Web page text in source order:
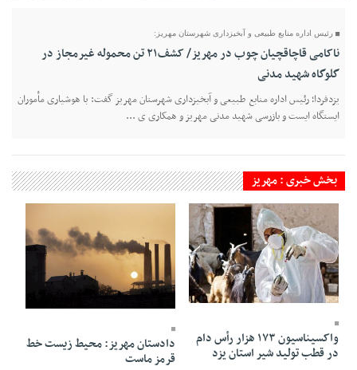
رئیس اداره منابع طبیعی و آبخیزداری شهرستان مهریز:
ناکامی قاچاقچیان چوب در مهریز/ کشف۲۱ تن محموله غیرمجاز در
گلوگاه شهید مدنی
یزدفردا؛ رئیس اداره منابع طبیعی و آبخیزداری شهرستان مهریز گفت: با هوشیاری مأموران
ایستگاه ایست و بازرسی شهید مدنی مهریز و همکاری ی ...
بخش خبری : مهریز
28 Tir 1405 - 22:16
واکسیناسیون ۱۷۳ هزار رأس دام
در قطب تولید شیر استان یزد
دادستان مهریز: محیط زیست خط
قرمز ماست